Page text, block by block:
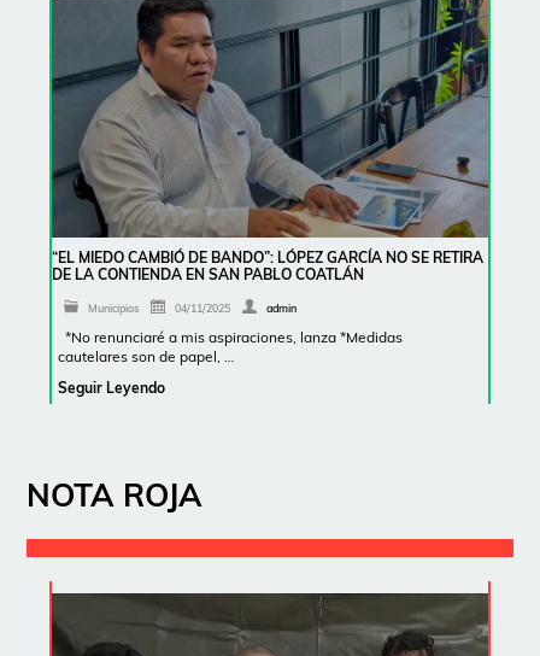
“EL MIEDO CAMBIÓ DE BANDO”: LÓPEZ GARCÍA NO SE RETIRA
DE LA CONTIENDA EN SAN PABLO COATLÁN
Municipios 04/11/2025 admin
*No renunciaré a mis aspiraciones, lanza *Medidas
cautelares son de papel, …
Seguir Leyendo
NOTA ROJA